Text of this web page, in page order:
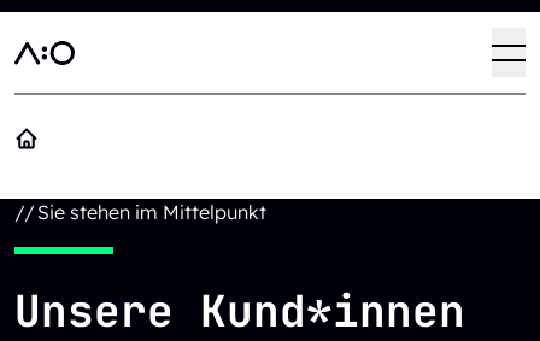
// Sie stehen im Mittelpunkt
Unsere Kund*innen